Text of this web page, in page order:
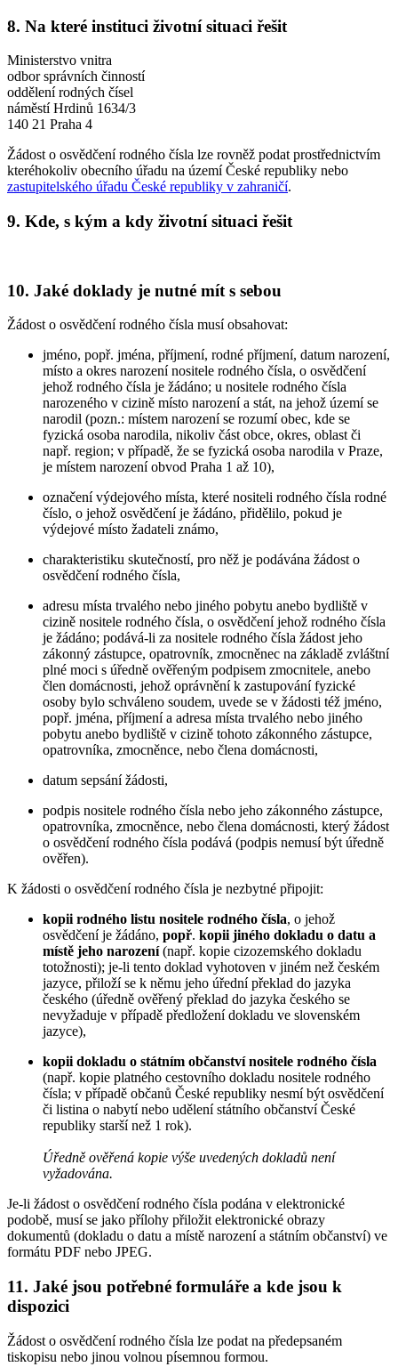
8. Na které instituci životní situaci řešit
Ministerstvo vnitra
odbor správních činností
oddělení rodných čísel
náměstí Hrdinů 1634/3
140 21 Praha 4
Žádost o osvědčení rodného čísla lze rovněž podat prostřednictvím
kteréhokoliv obecního úřadu na území České republiky nebo
zastupitelského úřadu České republiky v zahraničí.
9. Kde, s kým a kdy životní situaci řešit
10. Jaké doklady je nutné mít s sebou
Žádost o osvědčení rodného čísla musí obsahovat:
jméno, popř. jména, příjmení, rodné příjmení, datum narození,
místo a okres narození nositele rodného čísla, o osvědčení
jehož rodného čísla je žádáno; u nositele rodného čísla
narozeného v cizině místo narození a stát, na jehož území se
narodil (pozn.: místem narození se rozumí obec, kde se
fyzická osoba narodila, nikoliv část obce, okres, oblast či
např. region; v případě, že se fyzická osoba narodila v Praze,
je místem narození obvod Praha 1 až 10),
označení výdejového místa, které nositeli rodného čísla rodné
číslo, o jehož osvědčení je žádáno, přidělilo, pokud je
výdejové místo žadateli známo,
charakteristiku skutečností, pro něž je podávána žádost o
osvědčení rodného čísla,
adresu místa trvalého nebo jiného pobytu anebo bydliště v
cizině nositele rodného čísla, o osvědčení jehož rodného čísla
je žádáno; podává-li za nositele rodného čísla žádost jeho
zákonný zástupce, opatrovník, zmocněnec na základě zvláštní
plné moci s úředně ověřeným podpisem zmocnitele, anebo
člen domácnosti, jehož oprávnění k zastupování fyzické
osoby bylo schváleno soudem, uvede se v žádosti též jméno,
popř. jména, příjmení a adresa místa trvalého nebo jiného
pobytu anebo bydliště v cizině tohoto zákonného zástupce,
opatrovníka, zmocněnce, nebo člena domácnosti,
datum sepsání žádosti,
podpis nositele rodného čísla nebo jeho zákonného zástupce,
opatrovníka, zmocněnce, nebo člena domácnosti, který žádost
o osvědčení rodného čísla podává (podpis nemusí být úředně
ověřen).
K žádosti o osvědčení rodného čísla je nezbytné připojit:
kopii rodného listu nositele rodného čísla, o jehož
osvědčení je žádáno, popř. kopii jiného dokladu o datu a
místě jeho narození(např. kopie cizozemského dokladu
totožnosti); je-li tento doklad vyhotoven v jiném než českém
jazyce, přiloží se k němu jeho úřední překlad do jazyka
českého (úředně ověřený překlad do jazyka českého se
nevyžaduje v případě předložení dokladu ve slovenském
jazyce),
kopii dokladu o státním občanství nositele rodného čísla
(např. kopie platného cestovního dokladu nositele rodného
čísla; v případě občanů České republiky nesmí být osvědčení
či listina o nabytí nebo udělení státního občanství České
republiky starší než 1 rok).
Úředně ověřená kopie výše uvedených dokladů není
vyžadována.
Je-li žádost o osvědčení rodného čísla podána v elektronické
podobě, musí se jako přílohy přiložit elektronické obrazy
dokumentů (dokladu o datu a místě narození a státním občanství) ve
formátu PDF nebo JPEG.
11. Jaké jsou potřebné formuláře a kde jsou k
dispozici
Žádost o osvědčení rodného čísla lze podat na předepsaném
tiskopisu nebo jinou volnou písemnou formou.